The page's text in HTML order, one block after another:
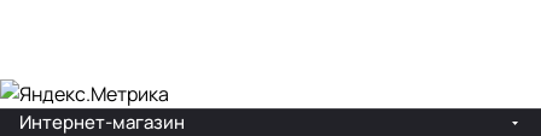
Интернет-магазин